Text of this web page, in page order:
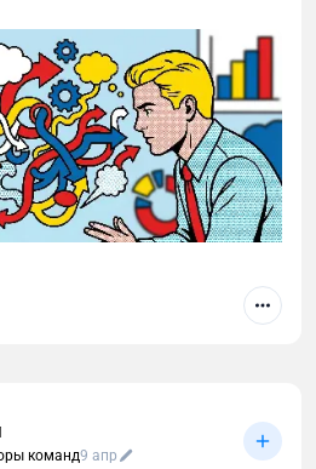
кадровый резерв на
как бизнес определяет
сотрудников и почему без
команд9 апр